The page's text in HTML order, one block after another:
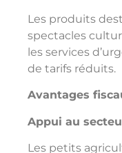
Les produits
spectacles
les services
de tarifs réduits.
Avantages
Appui au
Les petits